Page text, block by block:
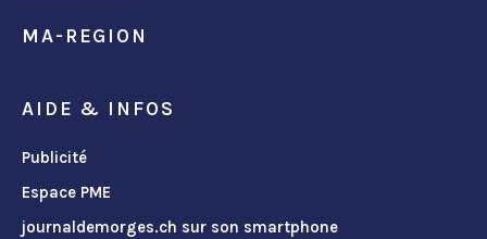
MA-REGION
AIDE & INFOS
Publicité
Espace PME
journaldemorges.ch sur son smartphone